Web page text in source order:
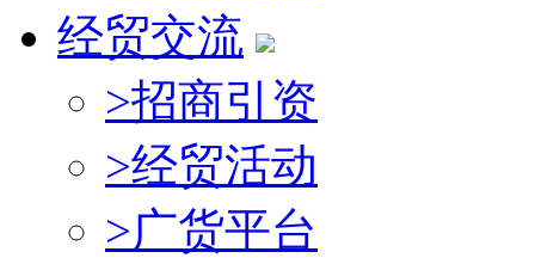
经贸交流
>招商引资
>经贸活动
>广货平台